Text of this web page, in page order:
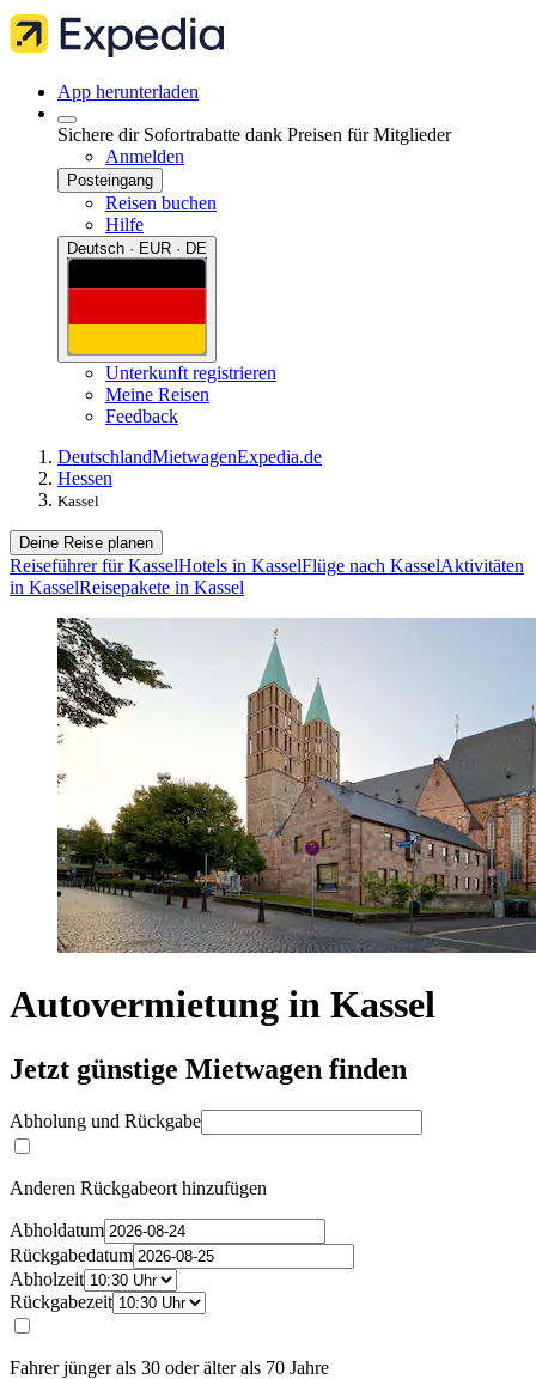
App herunterladen
Sichere dir Sofortrabatte dank Preisen für Mitglieder
Anmelden
Posteingang
Reisen buchen
Hilfe
Deutsch · EUR · DE
Unterkunft registrieren
Meine Reisen
Feedback
DeutschlandMietwagenExpedia.de
Hessen
Kassel
Deine Reise planen
Reiseführer für KasselHotels in KasselFlüge nach KasselAktivitäten
in KasselReisepakete in Kassel
Autovermietung in Kassel
Jetzt günstige Mietwagen finden
Abholung und Rückgabe
Anderen Rückgabeort hinzufügen
Abholdatum
Rückgabedatum
Abholzeit
Rückgabezeit
Fahrer jünger als 30 oder älter als 70 Jahre